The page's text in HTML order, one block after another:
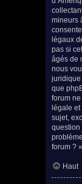
mineurs
légaux
pas si
âgés de
nous
juridique
que
forum
légale
sujet,
question
forum ?
Haut